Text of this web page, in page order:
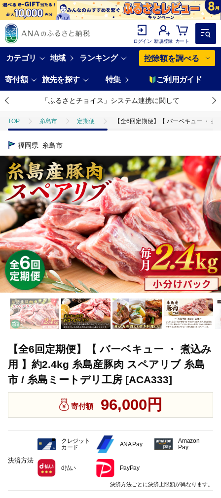
ログイン 新規登録 カート
カテゴリ 地域 ランキング 控除額を調べる
寄付額 旅先を探す 特集 ご利用ガイド
「ふるさとチョイス」システム連携に関して
TOP 糸島市 定期便 【全6回定期便】【 バーベキュー ・
福岡県 糸島市
【全6回定期便】【 バーベキュー ・ 煮込み
用 】約2.4kg 糸島産豚肉 スペアリブ 糸島
市 / 糸島ミートデリ工房 [ACA333]
寄付額 96,000円
決済方法
クレジット
カード
ANA Pay
Amazon
Pay
d払い PayPay
決済方法ごとに決済上限額が異なります。